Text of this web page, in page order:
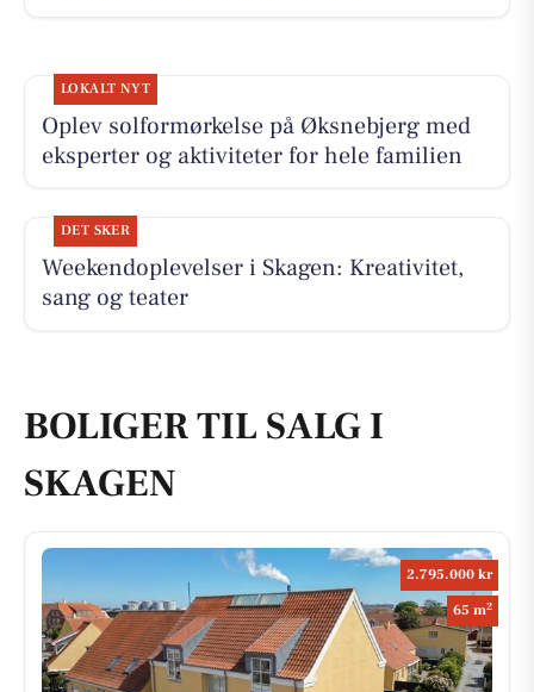
LOKALT NYT
Oplev solformørkelse på Øksnebjerg med
eksperter og aktiviteter for hele familien
DET SKER
Weekendoplevelser i Skagen: Kreativitet,
sang og teater
BOLIGER TIL SALG I
SKAGEN
2.795.000 kr
65 m2